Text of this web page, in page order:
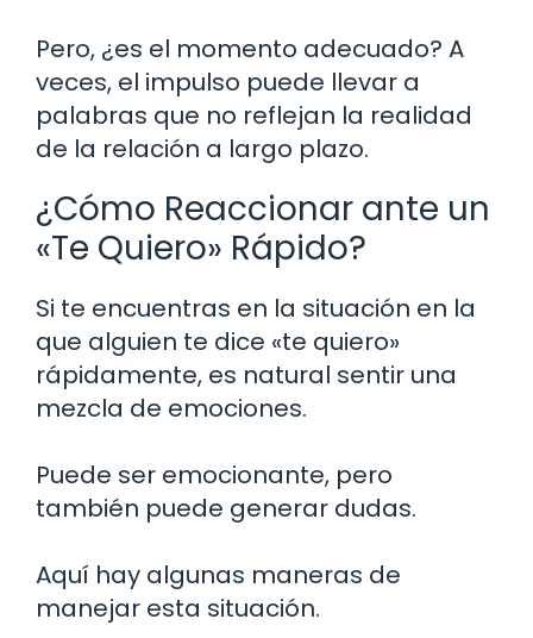
Pero, ¿es el momento adecuado? A
veces, el impulso puede llevar a
palabras que no reflejan la realidad
de la relación a largo plazo.
¿Cómo Reaccionar ante un
«Te Quiero» Rápido?
Si te encuentras en la situación en la
que alguien te dice «te quiero»
rápidamente, es natural sentir una
mezcla de emociones.
Puede ser emocionante, pero
también puede generar dudas.
Aquí hay algunas maneras de
manejar esta situación.